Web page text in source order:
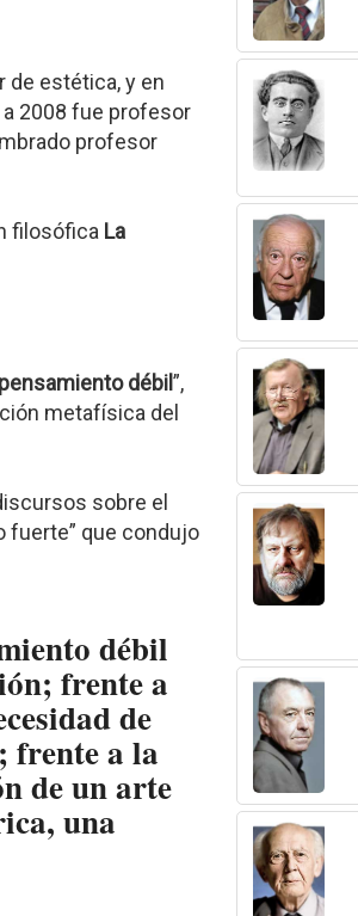
de estética, y en
2008 fue profesor
profesor
filosófica La
pensamiento débil”,
metafísica del
sobre el
fuerte” que condujo
débil
frente a
de
frente a la
de un arte
una